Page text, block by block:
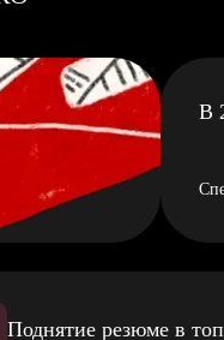
В
Поднятие резюме в